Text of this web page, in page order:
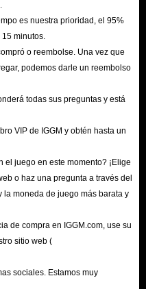
jugadores con tiempo o
les permite mejorar
y obtener un botín
profesional familiarizado
cuenta y completará
de nivel según las
con las recompensas.
en IGGM son seguros
para mantenerte a la
Infinite
es nuestra prioridad, el 95%
minutos.
o reembolse. Una vez que
podemos darle un reembolso
todas sus preguntas y está
VIP de IGGM y obtén hasta un
el juego en este momento? ¡Elige
o haz una pregunta a través del
la moneda de juego más barata y
de compra en IGGM.com, use su
sitio web (
sociales. Estamos muy